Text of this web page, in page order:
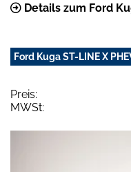
Details zum Ford
Ford Kuga ST-LINE X
Preis:
MWSt: